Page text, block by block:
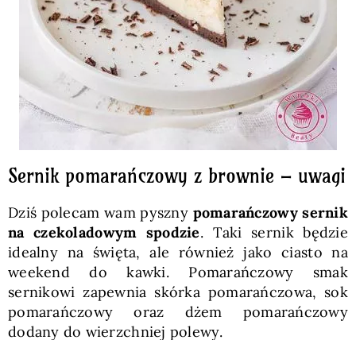
Sernik pomarańczowy z brownie – uwagi
Dziś polecam wam pyszny pomarańczowy sernik
na czekoladowym spodzie. Taki sernik będzie
idealny na święta, ale również jako ciasto na
weekend do kawki. Pomarańczowy smak
sernikowi zapewnia skórka pomarańczowa, sok
pomarańczowy oraz dżem pomarańczowy
dodany do wierzchniej polewy.